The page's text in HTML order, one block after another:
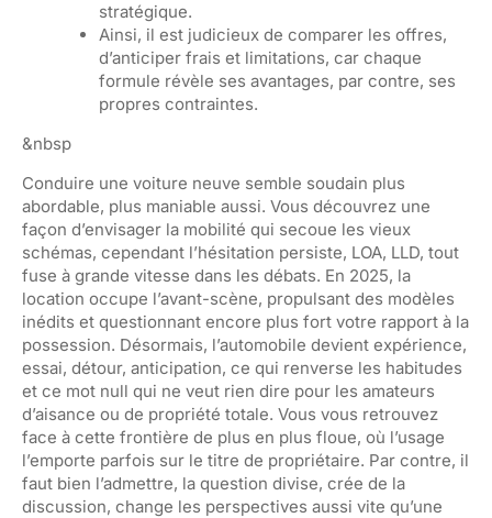
stratégique.
Ainsi, il est judicieux de comparer les offres,
d’anticiper frais et limitations, car chaque
formule révèle ses avantages, par contre, ses
propres contraintes.
&nbsp
Conduire une voiture neuve semble soudain plus
abordable, plus maniable aussi. Vous découvrez une
façon d’envisager la mobilité qui secoue les vieux
schémas, cependant l’hésitation persiste, LOA, LLD, tout
fuse à grande vitesse dans les débats. En 2025, la
location occupe l’avant-scène, propulsant des modèles
inédits et questionnant encore plus fort votre rapport à la
possession. Désormais, l’automobile devient expérience,
essai, détour, anticipation, ce qui renverse les habitudes
et ce mot null qui ne veut rien dire pour les amateurs
d’aisance ou de propriété totale. Vous vous retrouvez
face à cette frontière de plus en plus floue, où l’usage
l’emporte parfois sur le titre de propriétaire. Par contre, il
faut bien l’admettre, la question divise, crée de la
discussion, change les perspectives aussi vite qu’une